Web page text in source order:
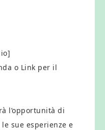
o Link per il
l’opportunità di
sue esperienze e